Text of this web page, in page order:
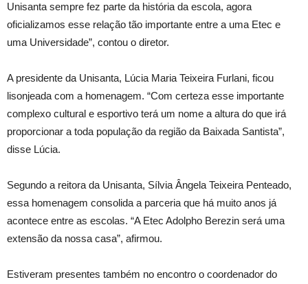
Unisanta sempre fez parte da história da escola, agora
oficializamos esse relação tão importante entre a uma Etec e
uma Universidade”, contou o diretor.
A presidente da Unisanta, Lúcia Maria Teixeira Furlani, ficou
lisonjeada com a homenagem. “Com certeza esse importante
complexo cultural e esportivo terá um nome a altura do que irá
proporcionar a toda população da região da Baixada Santista”,
disse Lúcia.
Segundo a reitora da Unisanta, Sílvia Ângela Teixeira Penteado,
essa homenagem consolida a parceria que há muito anos já
acontece entre as escolas. “A Etec Adolpho Berezin será uma
extensão da nossa casa”, afirmou.
Estiveram presentes também no encontro o coordenador do